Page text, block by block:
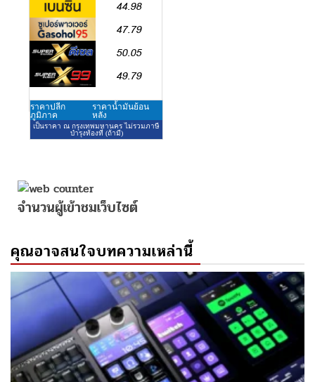
จำนวนผู้เข้าชมเว็บไซต์
คุณอาจสนใจบทความเหล่านี้